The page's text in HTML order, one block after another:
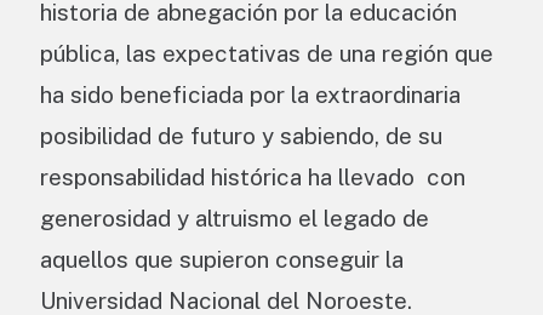
historia de abnegación por la educación
pública, las expectativas de una región que
ha sido beneficiada por la extraordinaria
posibilidad de futuro y sabiendo, de su
responsabilidad histórica ha llevado con
generosidad y altruismo el legado de
aquellos que supieron conseguir la
Universidad Nacional del Noroeste.